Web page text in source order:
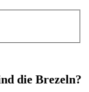
die Brezeln?